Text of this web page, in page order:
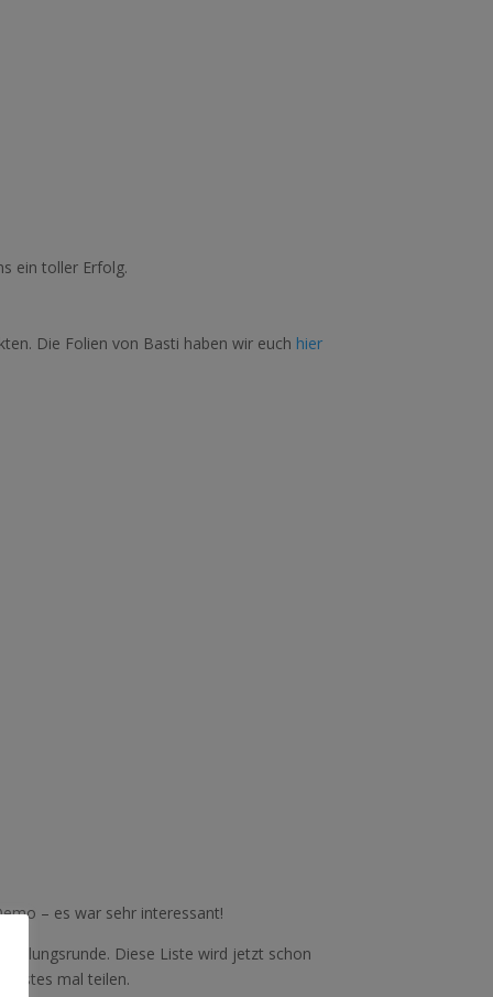
ein toller Erfolg.
Die Folien von Basti haben wir euch hier
– es war sehr interessant!
Diese Liste wird jetzt schon
mal teilen.